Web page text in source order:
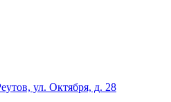
ул. Октября, д. 28